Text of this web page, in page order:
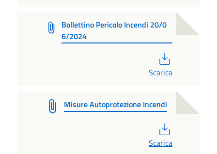
Bollettino Pericolo Incendi 20/0
6/2024
Scarica
Misure Autoprotezione Incendi
Scarica